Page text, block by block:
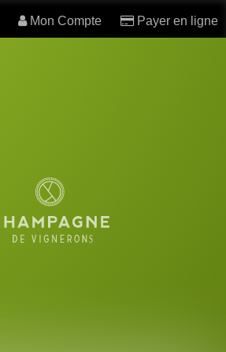
Mon Compte Payer en ligne